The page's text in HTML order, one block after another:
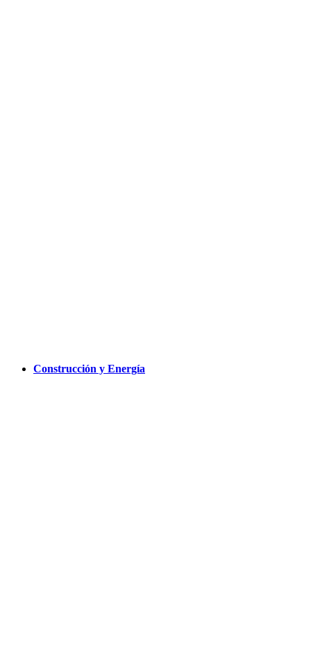
Construcción y Energía